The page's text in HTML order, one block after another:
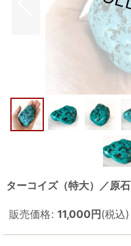
ターコイズ（特大）／原石
販売価格: 11,000円(税込)